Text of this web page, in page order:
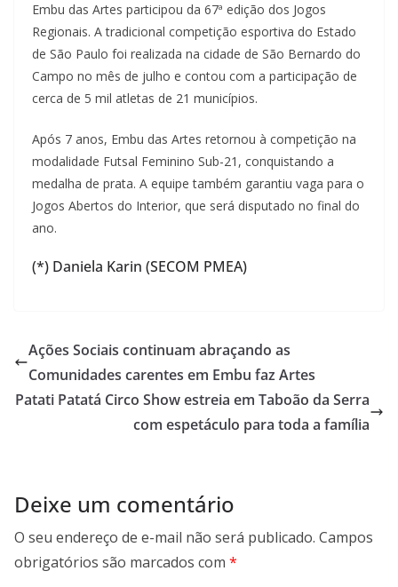
Embu das Artes participou da 67ª edição dos Jogos
Regionais. A tradicional competição esportiva do Estado
de São Paulo foi realizada na cidade de São Bernardo do
Campo no mês de julho e contou com a participação de
cerca de 5 mil atletas de 21 municípios.
Após 7 anos, Embu das Artes retornou à competição na
modalidade Futsal Feminino Sub-21, conquistando a
medalha de prata. A equipe também garantiu vaga para o
Jogos Abertos do Interior, que será disputado no final do
ano.
(*) Daniela Karin (SECOM PMEA)
Ações Sociais continuam abraçando as
Comunidades carentes em Embu faz Artes
Patati Patatá Circo Show estreia em Taboão da Serra
com espetáculo para toda a família
Deixe um comentário
O seu endereço de e-mail não será publicado. Campos
obrigatórios são marcados com *